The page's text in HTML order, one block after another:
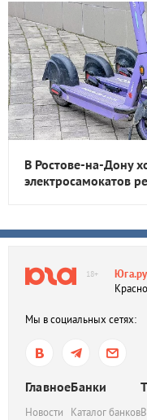
В Ростове-на-Дону
электросамокатов
18+ Юга.ру
Мы в социальных сетях:
Главное
Новости
Банки
Каталог банков